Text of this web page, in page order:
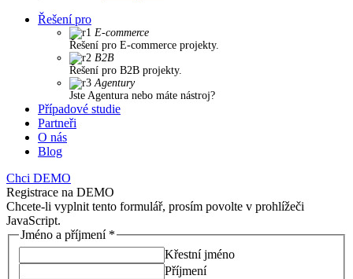
Řešení pro
E-commerce
Řešení pro E-commerce projekty.
B2B
Řešení pro B2B projekty.
Agentury
Jste Agentura nebo máte nástroj?
Případové studie
Partneři
O nás
Blog
Chci DEMO
Registrace na DEMO
Chcete-li vyplnit tento formulář, prosím povolte v prohlížeči
JavaScript.
Jméno a příjmení *
Křestní jméno
Příjmení